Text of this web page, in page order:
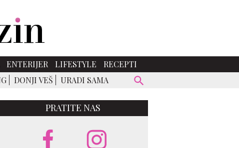
ENTERIJER LIFESTYLE
RECEPTI
DONJI VEŠ URADI SAMA
PRATITE NAS